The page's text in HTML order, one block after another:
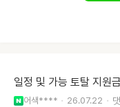
일정 및 가능 토탈 지원금
어색**** 26.07.22